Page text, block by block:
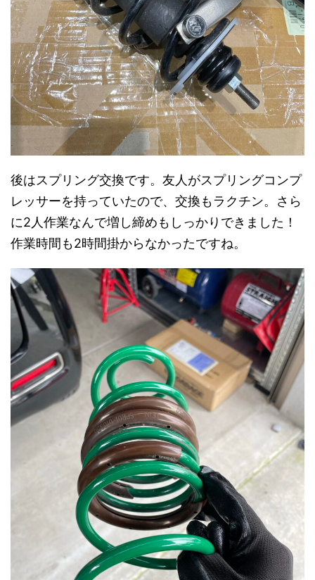
後はスプリング交換です。友人がスプリングコンプ
レッサーを持っていたので、交換もラクチン。さら
に2人作業なんで増し締めもしっかりできました！
作業時間も2時間掛からなかったですね。